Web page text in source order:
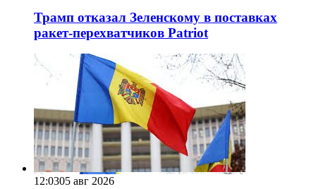
Трамп отказал Зеленскому в поставках
ракет-перехватчиков Patriot
12:0305 авг 2026